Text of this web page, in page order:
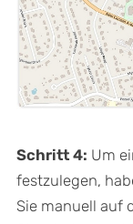
Schritt 4: Um
festzulegen,
Sie manuell auf